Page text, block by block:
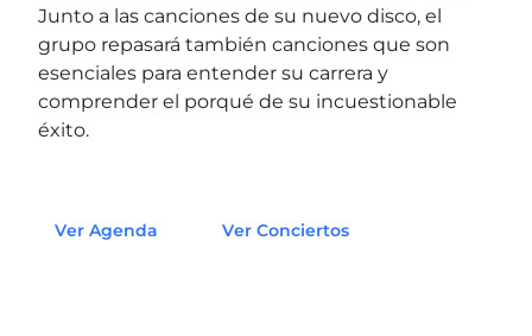
Junto a las canciones de su nuevo disco, el
grupo repasará también canciones que son
esenciales para entender su carrera y
comprender el porqué de su incuestionable
éxito.
Ver Agenda Ver Conciertos